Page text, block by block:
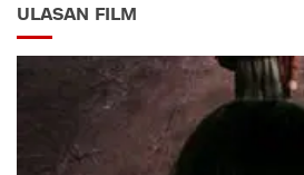
ULASAN FILM